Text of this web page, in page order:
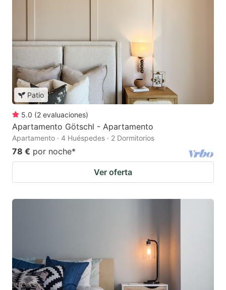
Patio
5.0 (2 evaluaciones)
Apartamento Götschl - Apartamento
Apartamento · 4 Huéspedes · 2 Dormitorios
78 € por noche*
Ver oferta